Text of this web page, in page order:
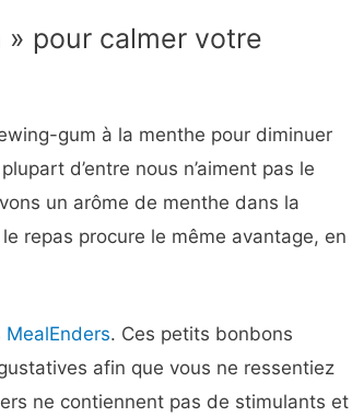
pour calmer votre
gum à la menthe pour diminuer
d’entre nous n’aiment pas le
un arôme de menthe dans la
repas procure le même avantage, en
MealEnders. Ces petits bonbons
afin que vous ne ressentiez
ne contiennent pas de stimulants et